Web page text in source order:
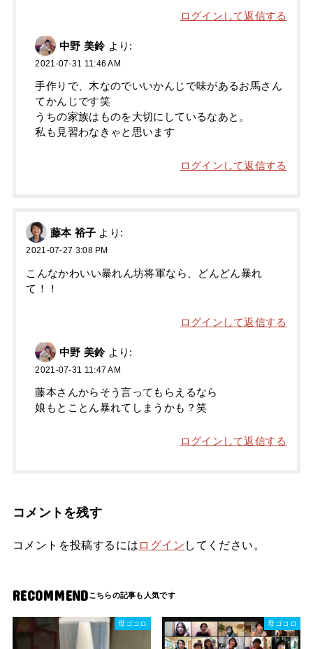
ログインして返信する
中野 美鈴 より:
2021-07-31 11:46 AM
手作りで、木なのでいいかんじで味があるお馬さん
てかんじです笑
うちの家族はものを大切にしているなあと。
私も見習わなきゃと思います
ログインして返信する
藤本 裕子 より:
2021-07-27 3:08 PM
こんなかわいい暴れん坊将軍なら、どんどん暴れ
て！！
ログインして返信する
中野 美鈴 より:
2021-07-31 11:47 AM
藤本さんからそう言ってもらえるなら
娘もとことん暴れてしまうかも？笑
ログインして返信する
コメントを残す
コメントを投稿するには ログイン してください。
RECOMMEND
母ゴコロ 母ゴコロ